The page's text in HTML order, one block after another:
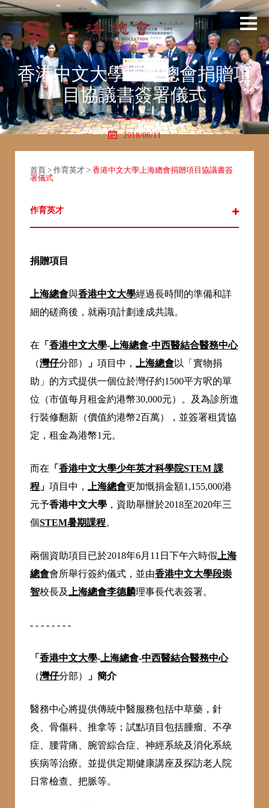
香港中文大學上海總會捐贈項
目協議書簽署儀式
2018/06/11
首頁 > 作育英才 > 香港中文大學上海總會捐贈項目協議書簽
署儀式
作育英才
捐贈項目
上海總會與香港中文大學經過長時間的準備和詳
細的磋商後，就兩項計劃達成共識。
在 「 香港中文大學- 上海總會-中西醫結合醫務中心
（灣仔分部） 」 項目中， 上海總會以「實物捐
助」的方式提供一個位於灣仔約1500平方呎的單
位（市值每月租金約港幣30,000元）。及為診所進
行裝修翻新（價值約港幣2百萬），並簽署租賃協
定，租金為港幣1元。
而在 「 香港中文大學少年英才科學院STEM 課
程 」 項目中， 上海總會更加慨捐金額1,155,000港
元予香港中文大學 ，資助舉辦於2018至2020年三
個STEM暑期課程。
兩個資助項目已於2018年6月11日下午六時假 上海
總會會所舉行簽約儀式，並由香港中文大學段崇
智校長及 上海總會李德麟理事長代表簽署。
- - - - - - - -
「 香港中文大學- 上海總會-中西醫結合醫務中心
（灣仔分部） 」簡介
醫務中心將提供傳統中醫服務包括中草藥，針
灸、骨傷科、推拿等；試點項目包括腫瘤、不孕
症、腰背痛、腕管綜合症、神經系統及消化系統
疾病等治療。並提供定期健康講座及探訪老人院
日常檢查、把脈等。